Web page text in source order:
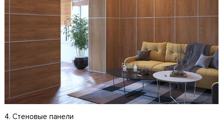
4. Стеновые панели